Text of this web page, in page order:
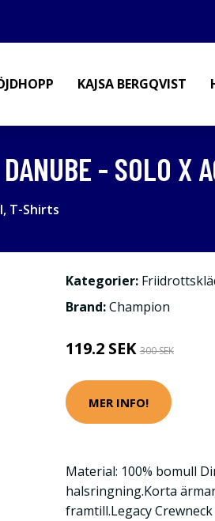
KAJSA BERGQVIST
- SOLO X
T-Shirts
Kategorier:
Brand:Champion
119.2 SEK 300 SEK
MER INFO!
Material: 100% bomull
halsringning.Korta
framtill.Legacy